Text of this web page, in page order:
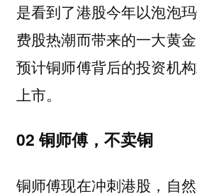
是看到了港股今年以泡泡
费股热潮而带来的一大黄
预计铜师傅背后的投资机
上市。
02 铜师傅，不卖铜
铜师傅现在冲刺港股，自